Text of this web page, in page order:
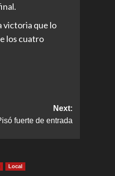
victoria que lo
los cuatro
Next:
fuerte de entrada
Local